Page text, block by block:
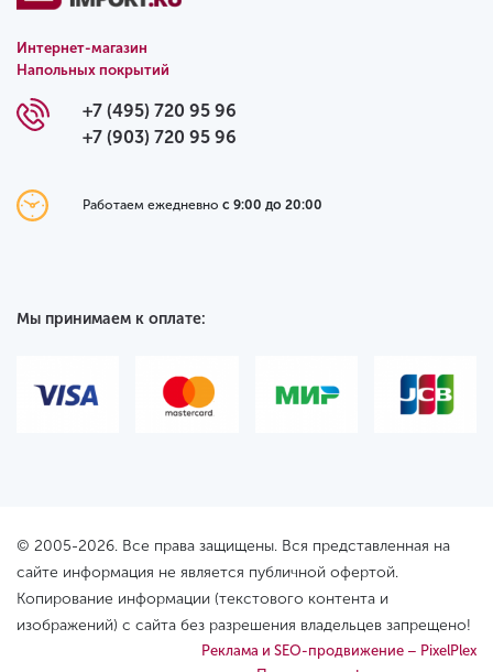
Интернет-магазин
Напольных покрытий
+7 (495) 720 95 96
+7 (903) 720 95 96
Работаем ежедневно с 9:00 до 20:00
Мы принимаем к оплате:
© 2005-2026. Все права защищены. Вся представленная на
сайте информация не является публичной офертой.
Копирование информации (текстового контента и
изображений) с сайта без разрешения владельцев запрещено!
Реклама и SEO-продвижение – PixelPlex